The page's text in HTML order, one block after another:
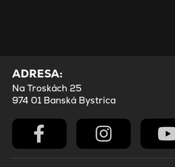
ADRESA:
Na Troskách 25
974 01 Banská Bystrica